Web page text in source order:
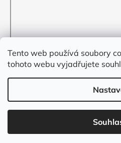
Tento web používá soubory
tohoto webu vyjadřujete